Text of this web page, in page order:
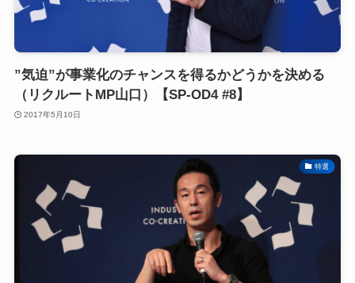
”気迫”が事業化のチャンスを得るかどうかを決める
（リクルートMP山口）【SP-OD4 #8】
2017年5月10日
特選